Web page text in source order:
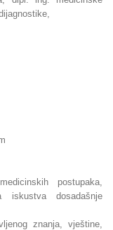
postupaka,
iskustva dosadašnje
znanja, vještine,